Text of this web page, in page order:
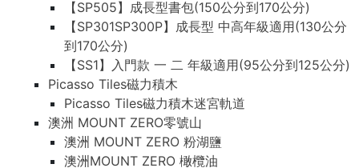
【SP505】成長型書包(150公分到170公分)
【SP301SP300P】成長型 中高年級適用(130公分
到170公分)
【SS1】入門款 一 二 年級適用(95公分到125公分)
Picasso Tiles磁力積木
Picasso Tiles磁力積木迷宮軌道
澳洲 MOUNT ZERO零號山
澳洲 MOUNT ZERO 粉湖鹽
澳洲MOUNT ZERO 橄欖油